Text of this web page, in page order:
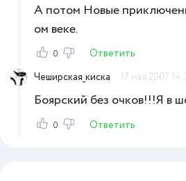
А потом Новые
ом веке.
0
Ответить
Чеширская_киска
17 мая 2007
Боярский без очков!!!Я в
0 Ответить